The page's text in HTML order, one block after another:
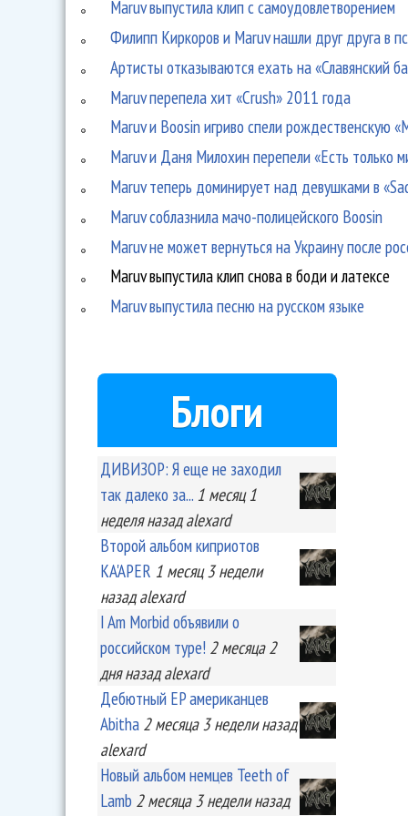
Maruv выпустила клип с самоудовлетворением
Филипп Киркоров и Maruv нашли друг друга в
Артисты отказываются ехать на «Славянский
Maruv перепела хит «Crush» 2011 года
Maruv и Boosin игриво спели рождественскую
Maruv и Даня Милохин перепели «Есть только
Maruv теперь доминирует над девушками в
Maruv соблазнила мачо-полицейского Boosin
Maruv не может вернуться на Украину после
Maruv выпустила клип снова в боди и латексе
Maruv выпустила песню на русском языке
Блоги
ДИВИЗОР: Я еще не заходил
так далеко за... 1 месяц 1
неделяназад alexard
Второй альбом киприотов
KA'APER 1 месяц 3 недели
назад alexard
I Am Morbid объявили о
российском туре! 2 месяца 2
дняназад alexard
Дебютный EP американцев
Abitha 2 месяца 3 неделиназад
alexard
Новый альбом немцев Teeth of
Lamb 2 месяца 3 неделиназад